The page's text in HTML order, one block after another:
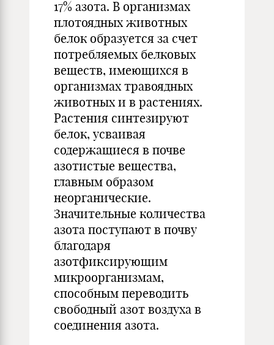
17% азота. В организмах
плотоядных животных
белок образуется за счет
потребляемых белковых
веществ, имеющихся в
организмах травоядных
животных и в растениях.
Растения синтезируют
белок, усваивая
содержащиеся в почве
азотистые вещества,
главным образом
неорганические.
Значительные количества
азота поступают в почву
благодаря
азотфиксирующим
микроорганизмам,
способным переводить
свободный азот воздуха в
соединения азота.